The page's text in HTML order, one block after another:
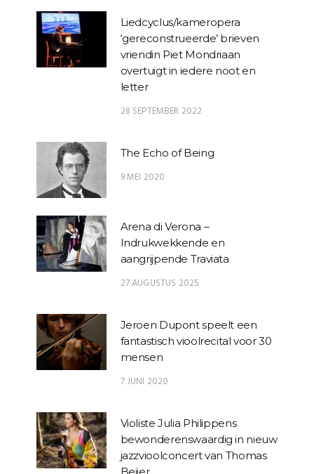
Liedcyclus/kameropera
‘gereconstrueerde’ brieven
vriendin Piet Mondriaan
overtuigt in iedere noot en
letter
28 SEPTEMBER 2022
The Echo of Being
9 MEI 2020
Arena di Verona –
Indrukwekkende en
aangrijpende Traviata
27 AUGUSTUS 2025
Jeroen Dupont speelt een
fantastisch vioolrecital voor 30
mensen
7 JUNI 2020
Violiste Julia Philippens
bewonderenswaardig in nieuw
jazzvioolconcert van Thomas